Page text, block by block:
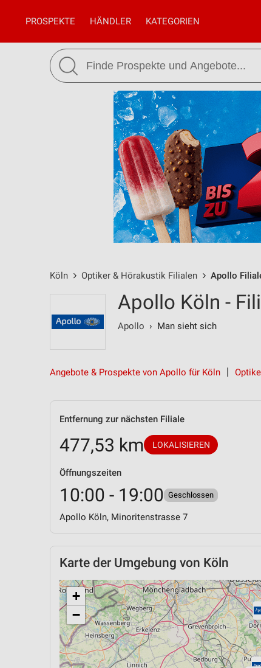
PROSPEKTE HÄNDLER KATEGORIEN
Köln Optiker & Hörakustik Filialen Apollo
Apollo Köln -
Apollo › Man sieht sich
Angebote & Prospekte von Apollo für Köln
Entfernung zur nächsten Filiale
477,53 km LOKALISIEREN
Öffnungszeiten
10:00 - 19:00 Geschlossen
Apollo Köln, Minoritenstrasse 7
Karte der Umgebung von Köln
+
−